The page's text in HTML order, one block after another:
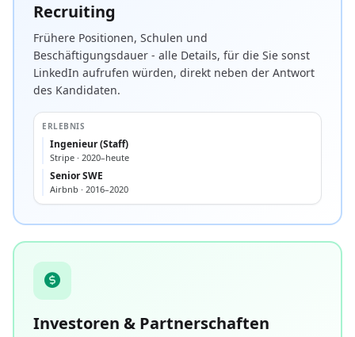
Recruiting
Frühere Positionen, Schulen und
Beschäftigungsdauer - alle Details, für die Sie sonst
LinkedIn aufrufen würden, direkt neben der Antwort
des Kandidaten.
ERLEBNIS
Ingenieur (Staff)
Stripe · 2020–heute
Senior SWE
Airbnb · 2016–2020
Investoren & Partnerschaften